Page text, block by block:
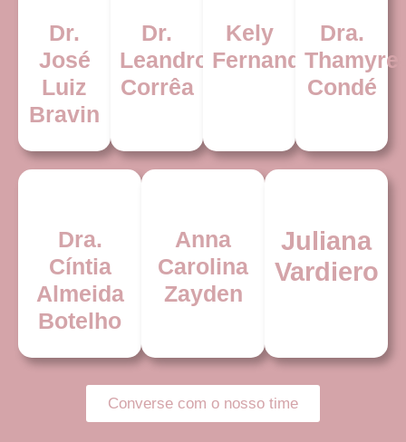
Dr.
José
Luiz
Bravin
Dr.
Leandro
Corrêa
Kely
Fernandes
Dra.
Condé
Dra.
Cíntia
Almeida
Botelho
Anna
Carolina
Zayden
Juliana
Vardiero
Converse com o nosso time